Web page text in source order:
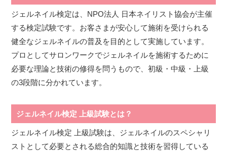
ジェルネイル検定は、NPO法人 日本ネイリスト協会が主催
する検定試験です。お客さまが安心して施術を受けられる
健全なジェルネイルの普及を目的として実施しています。
プロとしてサロンワークでジェルネイルを施術するために
必要な理論と技術の修得を問うもので、初級・中級・上級
の3段階に分かれています。
ジェルネイル検定 上級試験とは？
ジェルネイル検定 上級試験は、ジェルネイルのスペシャリ
ストとして必要とされる総合的知識と技術を習得している